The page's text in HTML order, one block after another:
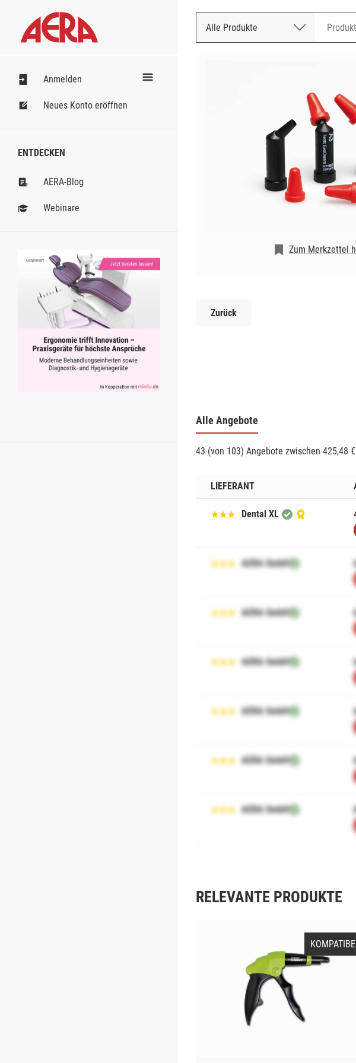
Alle Produkte
Nach Bestellnummer
Anmelden
Neues Konto eröffnen
ENTDECKEN
AERA-Blog
Webinare
Gesponsert
Zum Merkzettel
Zurück
Alle Angebote
43 (von 103) Angebote zwischen 425,48
LIEFERANT
Dental XL
AERA GmbH
AERA GmbH
AERA GmbH
AERA GmbH
AERA GmbH
AERA GmbH
RELEVANTE PRODUKTE